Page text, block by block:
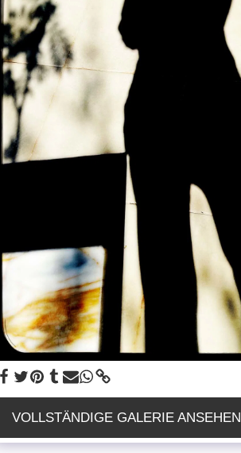
VOLLSTÄNDIGE GALERIE ANSEHEN